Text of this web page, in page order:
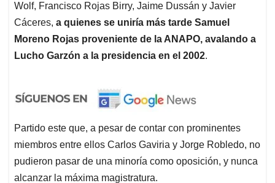
Wolf, Francisco Rojas Birry, Jaime Dussán y Javier
Cáceres, a quienes se uniría más tarde Samuel
Moreno Rojas proveniente de la ANAPO, avalando a
Lucho Garzón a la presidencia en el 2002.
Partido este que, a pesar de contar con prominentes
miembros entre ellos Carlos Gaviria y Jorge Robledo, no
pudieron pasar de una minoría como oposición, y nunca
alcanzar la máxima magistratura.